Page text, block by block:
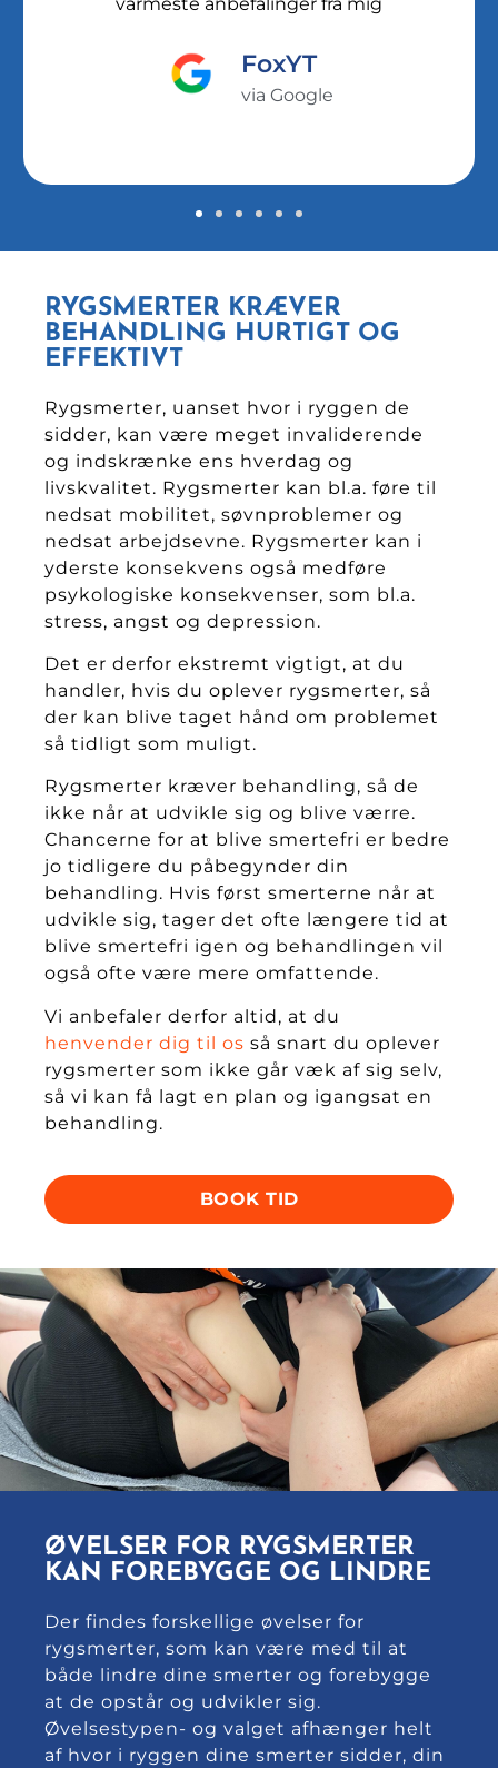
FoxYT
via Google
RYGSMERTER KRÆVER
BEHANDLING HURTIGT OG
EFFEKTIVT
Rygsmerter, uanset hvor i ryggen de
sidder, kan være meget invaliderende
og indskrænke ens hverdag og
livskvalitet. Rygsmerter kan bl.a. føre til
nedsat mobilitet, søvnproblemer og
nedsat arbejdsevne. Rygsmerter kan i
yderste konsekvens også medføre
psykologiske konsekvenser, som bl.a.
stress, angst og depression.
Det er derfor ekstremt vigtigt, at du
handler, hvis du oplever rygsmerter, så
der kan blive taget hånd om problemet
så tidligt som muligt.
Rygsmerter kræver behandling, så de
ikke når at udvikle sig og blive værre.
Chancerne for at blive smertefri er bedre
jo tidligere du påbegynder din
behandling. Hvis først smerterne når at
udvikle sig, tager det ofte længere tid at
blive smertefri igen og behandlingen vil
også ofte være mere omfattende.
Vi anbefaler derfor altid, at du
henvender dig til os så snart du oplever
rygsmerter som ikke går væk af sig selv,
så vi kan få lagt en plan og igangsat en
behandling.
BOOK TID
ØVELSER FOR RYGSMERTER
KAN FOREBYGGE OG LINDRE
Der findes forskellige øvelser for
rygsmerter, som kan være med til at
både lindre dine smerter og forebygge
at de opstår og udvikler sig.
Øvelsestypen- og valget afhænger helt
af hvor i ryggen dine smerter sidder, din